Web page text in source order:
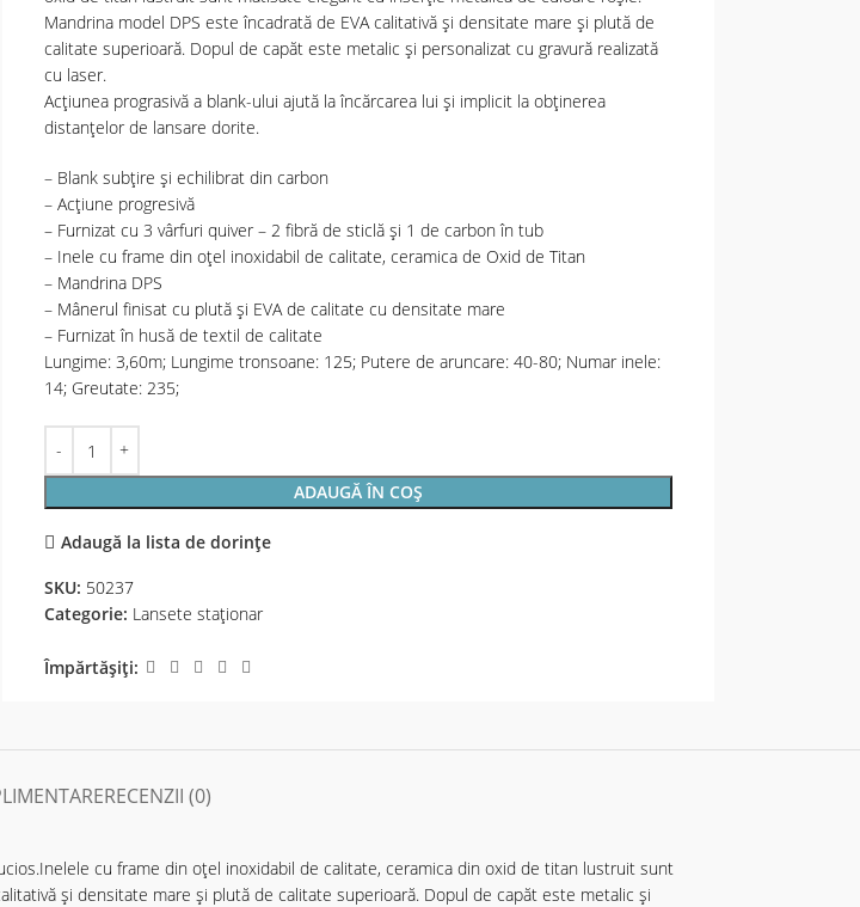
Mandrina model DPS este încadrată de EVA calitativă și densitate mare și plută de
calitate superioară. Dopul de capăt este metalic și personalizat cu gravură realizată
cu laser.
Acțiunea prograsivă a blank-ului ajută la încărcarea lui și implicit la obținerea
distanțelor de lansare dorite.
– Blank subțire și echilibrat din carbon
– Acțiune progresivă
– Furnizat cu 3 vârfuri quiver – 2 fibră de sticlă și 1 de carbon în tub
– Inele cu frame din oțel inoxidabil de calitate, ceramica de Oxid de Titan
– Mandrina DPS
– Mânerul finisat cu plută și EVA de calitate cu densitate mare
– Furnizat în husă de textil de calitate
Lungime: 3,60m; Lungime tronsoane: 125; Putere de aruncare: 40-80; Numar inele:
14; Greutate: 235;
ADAUGĂ ÎN COȘ
Adaugă la lista de dorințe
SKU: 50237
Categorie: Lansete staţionar
Împărtășiți:
RECENZII (0)
cu frame din oțel inoxidabil de calitate, ceramica din oxid de titan lustruit sunt
și densitate mare și plută de calitate superioară. Dopul de capăt este metalic și